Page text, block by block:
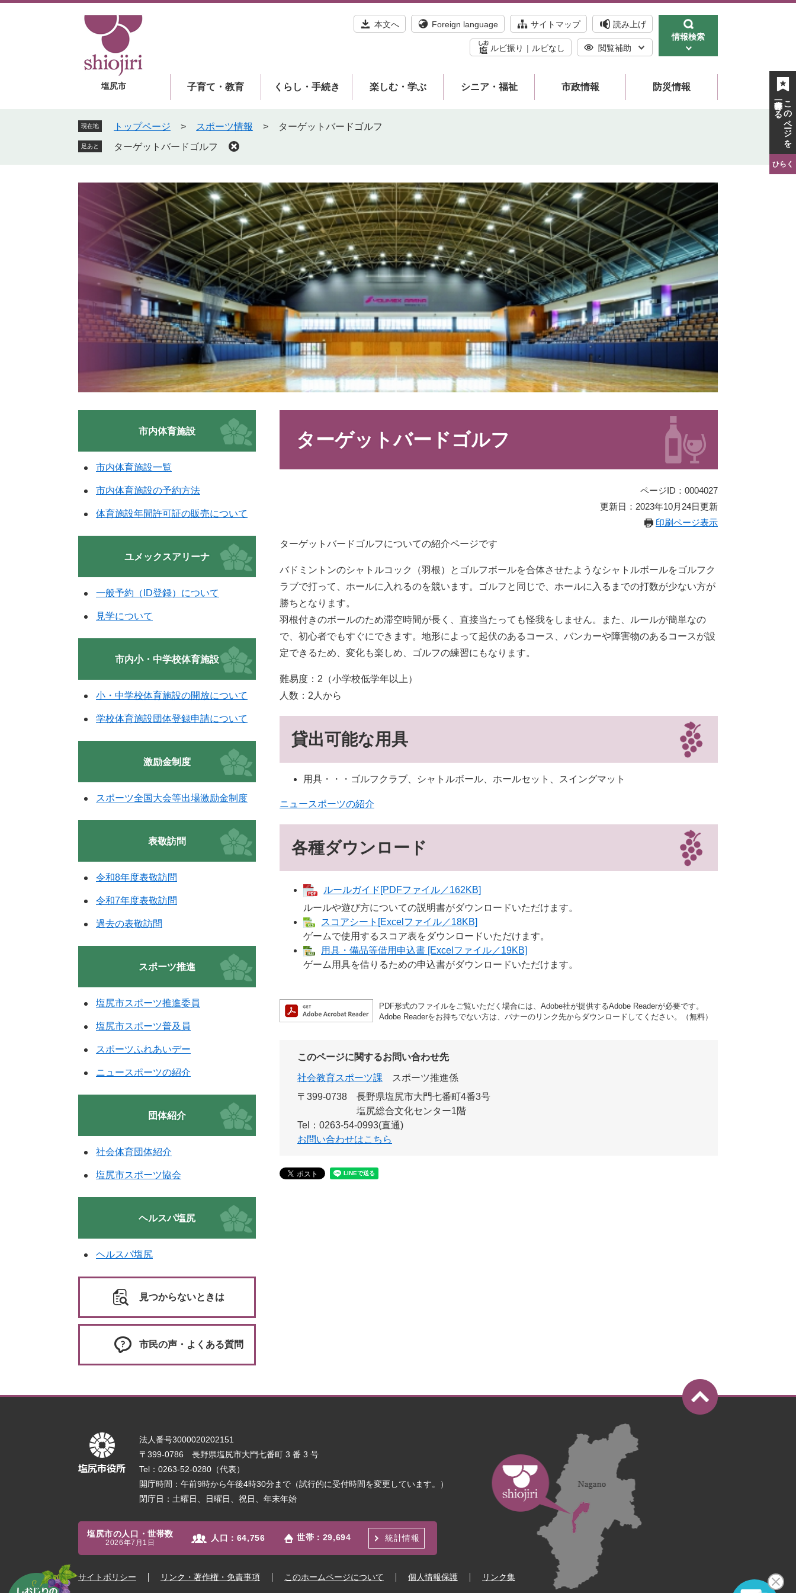
塩尻市
本文へ Foreign language サイトマップ 読み上げ
ルビ振り ルビなし 閲覧補助
情報検索
子育て・教育 くらし・手続き 楽しむ・学ぶ シニア・福祉 市政情報 防災情報
現在地 トップページ > スポーツ情報 > ターゲットバードゴルフ
足あと ターゲットバードゴルフ
ターゲットバードゴルフ
ページID：0004027
更新日：2023年10月24日更新
印刷ページ表示
ターゲットバードゴルフについての紹介ページです
バドミントンのシャトルコック（羽根）とゴルフボールを合体させたようなシャトルボールをゴルフク
ラブで打って、ホールに入れるのを競います。ゴルフと同じで、ホールに入るまでの打数が少ない方が
勝ちとなります。
羽根付きのボールのため滞空時間が長く、直接当たっても怪我をしません。また、ルールが簡単なの
で、初心者でもすぐにできます。地形によって起伏のあるコース、バンカーや障害物のあるコースが設
定できるため、変化も楽しめ、ゴルフの練習にもなります。
難易度：2（小学校低学年以上）
人数：2人から
貸出可能な用具
用具・・・ゴルフクラブ、シャトルボール、ホールセット、スイングマット
ニュースポーツの紹介
各種ダウンロード
ルールガイド[PDFファイル／162KB]
ルールや遊び方についての説明書がダウンロードいただけます。
スコアシート[Excelファイル／18KB]
ゲームで使用するスコア表をダウンロードいただけます。
用具・備品等借用申込書 [Excelファイル／19KB]
ゲーム用具を借りるための申込書がダウンロードいただけます。
PDF形式のファイルをご覧いただく場合には、Adobe社が提供するAdobe Readerが必要です。
Adobe Readerをお持ちでない方は、バナーのリンク先からダウンロードしてください。（無料）
このページに関するお問い合わせ先
社会教育スポーツ課
スポーツ推進係
〒399-0738
長野県塩尻市大門七番町4番3号
塩尻総合文化センター1階
Tel：0263-54-0993(直通)
お問い合わせはこちら
市内体育施設
市内体育施設一覧
市内体育施設の予約方法
体育施設年間許可証の販売について
ユメックスアリーナ
一般予約（ID登録）について
見学について
市内小・中学校体育施設
小・中学校体育施設の開放について
学校体育施設団体登録申請について
激励金制度
スポーツ全国大会等出場激励金制度
表敬訪問
令和8年度表敬訪問
令和7年度表敬訪問
過去の表敬訪問
スポーツ推進
塩尻市スポーツ推進委員
塩尻市スポーツ普及員
スポーツふれあいデー
ニュースポーツの紹介
団体紹介
社会体育団体紹介
塩尻市スポーツ協会
ヘルスパ塩尻
ヘルスパ塩尻
見つからないときは
市民の声・よくある質問
法人番号3000020202151
〒399-0786 長野県塩尻市大門七番町 3 番 3 号
Tel：0263-52-0280（代表）
開庁時間：午前9時から午後4時30分まで（試行的に受付時間を変更しています。）
閉庁日：土曜日、日曜日、祝日、年末年始
塩尻市の人口・世帯数
2026年7月1日 人口： 64,756 世帯： 29,694 統計情報
サイトポリシー リンク・著作権・免責事項 このホームページについて 個人情報保護 リンク集
このページを
一時保存する
ひらく